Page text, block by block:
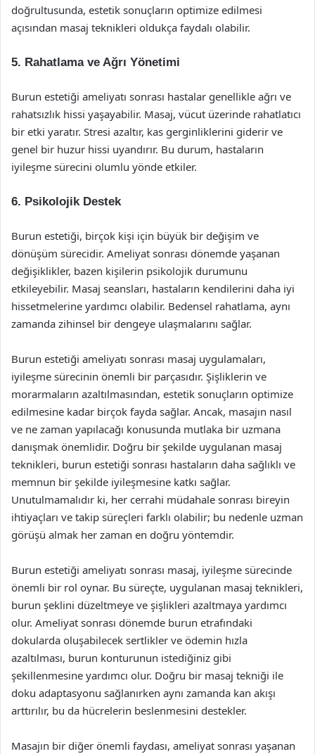
doğrultusunda, estetik sonuçların optimize edilmesi
açısından masaj teknikleri oldukça faydalı olabilir.
5. Rahatlama ve Ağrı Yönetimi
Burun estetiği ameliyatı sonrası hastalar genellikle ağrı ve
rahatsızlık hissi yaşayabilir. Masaj, vücut üzerinde rahatlatıcı
bir etki yaratır. Stresi azaltır, kas gerginliklerini giderir ve
genel bir huzur hissi uyandırır. Bu durum, hastaların
iyileşme sürecini olumlu yönde etkiler.
6. Psikolojik Destek
Burun estetiği, birçok kişi için büyük bir değişim ve
dönüşüm sürecidir. Ameliyat sonrası dönemde yaşanan
değişiklikler, bazen kişilerin psikolojik durumunu
etkileyebilir. Masaj seansları, hastaların kendilerini daha iyi
hissetmelerine yardımcı olabilir. Bedensel rahatlama, aynı
zamanda zihinsel bir dengeye ulaşmalarını sağlar.
Burun estetiği ameliyatı sonrası masaj uygulamaları,
iyileşme sürecinin önemli bir parçasıdır. Şişliklerin ve
morarmaların azaltılmasından, estetik sonuçların optimize
edilmesine kadar birçok fayda sağlar. Ancak, masajın nasıl
ve ne zaman yapılacağı konusunda mutlaka bir uzmana
danışmak önemlidir. Doğru bir şekilde uygulanan masaj
teknikleri, burun estetiği sonrası hastaların daha sağlıklı ve
memnun bir şekilde iyileşmesine katkı sağlar.
Unutulmamalıdır ki, her cerrahi müdahale sonrası bireyin
ihtiyaçları ve takip süreçleri farklı olabilir; bu nedenle uzman
görüşü almak her zaman en doğru yöntemdir.
Burun estetiği ameliyatı sonrası masaj, iyileşme sürecinde
önemli bir rol oynar. Bu süreçte, uygulanan masaj teknikleri,
burun şeklini düzeltmeye ve şişlikleri azaltmaya yardımcı
olur. Ameliyat sonrası dönemde burun etrafındaki
dokularda oluşabilecek sertlikler ve ödemin hızla
azaltılması, burun konturunun istediğiniz gibi
şekillenmesine yardımcı olur. Doğru bir masaj tekniği ile
doku adaptasyonu sağlanırken aynı zamanda kan akışı
arttırılır, bu da hücrelerin beslenmesini destekler.
Masajın bir diğer önemli faydası, ameliyat sonrası yaşanan